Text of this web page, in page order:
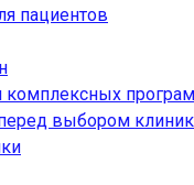
пациентов
комплексных
выбором